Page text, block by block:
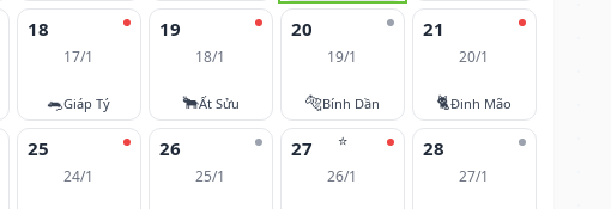
18
17/1
🐀Giáp Tý
19
18/1
🐂Ất Sửu
20
19/1
🐅Bính Dần
21
20/1
🐈Đinh Mão
25
24/1
26
25/1
⭐
27
26/1
28
27/1